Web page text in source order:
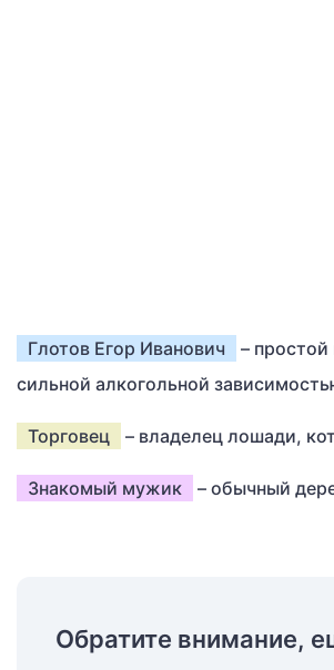
Глотов Егор Иванович
–
сильной алкогольной
Торговец – владелец лошади,
Знакомый мужик – обычный
Обратите внимание,